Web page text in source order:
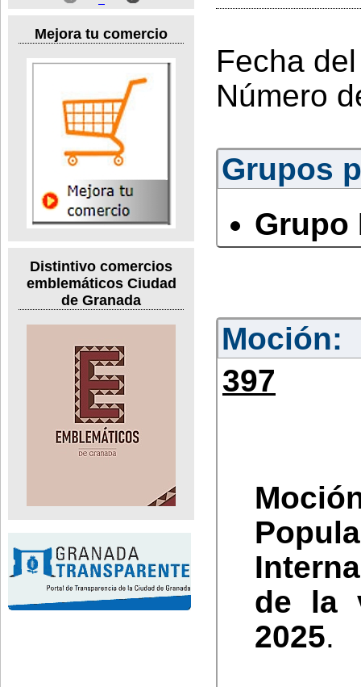
Mejora tu comercio
Distintivo comercios
emblemáticos Ciudad
de Granada
Fecha
Número
Grupos
Grupo
Moción:
397
de la
2025.